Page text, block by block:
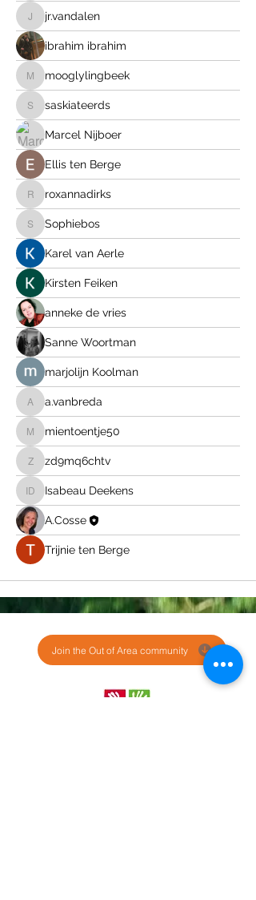
jr.vandalen
jr.vandalen
ibrahim ibrahim
mooglylingbeek
mooglylingbeek
saskiateerds
saskiateerds
Marcel Nijboer
Ellis ten Berge
roxannadirks
roxannadirks
Sophiebos
Sophiebos
Karel van Aerle
Kirsten Feiken
anneke de vries
Sanne Woortman
marjolijn Koolman
a.vanbreda
a.vanbreda
mientoentje50
mientoentje50
zd9mq6chtv
zd9mq6chtv
Isabeau Deekens
Isabeau Deekens
A.Cosse
Trijnie ten Berge
Join the Out of Area community